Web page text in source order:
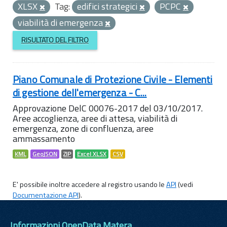
XLSX
Tag: edifici strategici
PCPC
viabilità di emergenza
RISULTATO DEL FILTRO
Piano Comunale di Protezione Civile - Elementi
di gestione dell'emergenza - C...
Approvazione DelC 00076-2017 del 03/10/2017.
Aree accoglienza, aree di attesa, viabilità di
emergenza, zone di confluenza, aree
ammassamento
KML GeoJSON ZIP Excel XLSX CSV
E' possibile inoltre accedere al registro usando leAPI(vedi
Documentazione API).